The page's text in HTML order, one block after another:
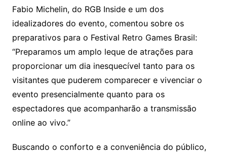
Fabio Michelin, do RGB Inside e um dos
idealizadores do evento, comentou sobre os
preparativos para o Festival Retro Games Brasil:
“Preparamos um amplo leque de atrações para
proporcionar um dia inesquecível tanto para os
visitantes que puderem comparecer e vivenciar o
evento presencialmente quanto para os
espectadores que acompanharão a transmissão
online ao vivo.”
Buscando o conforto e a conveniência do público,